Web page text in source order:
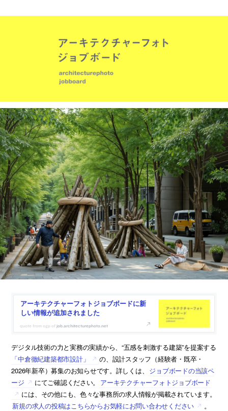
アーキテクチャーフォトジョブボードに新
しい情報が追加されました
job.architecturephoto.net
デジタル技術の力と実務の実績から、“五感を刺激する建築”を提案する
「中倉徹紀建築都市設計」
の、設計スタッフ（経験者・既卒・
2026年新卒）募集のお知らせです。詳しくは、
ジョブボードの当該ペ
ージ
にてご確認ください。
アーキテクチャーフォトジョブボード
には、その他にも、色々な事務所の求人情報が掲載されています。
新規の求人の投稿はこちらからお気軽にお問い合わせください
。